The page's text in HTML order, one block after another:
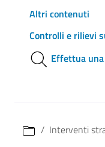
Altri contenuti
Controlli e rilievi
Effettua
Interventi